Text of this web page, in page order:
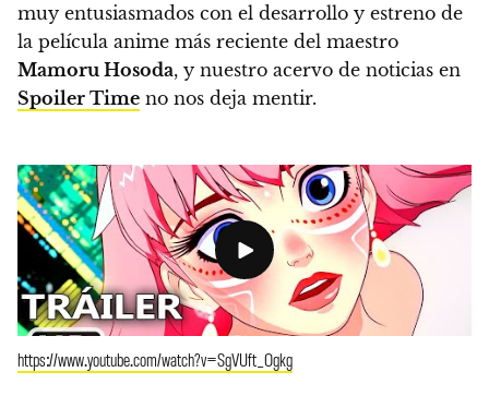
muy entusiasmados con el desarrollo y estreno de
la película anime más reciente del maestro
Mamoru Hosoda, y nuestro acervo de noticias en
Spoiler Time no nos deja mentir.
https://www.youtube.com/watch?v=SgVUft_Ogkg